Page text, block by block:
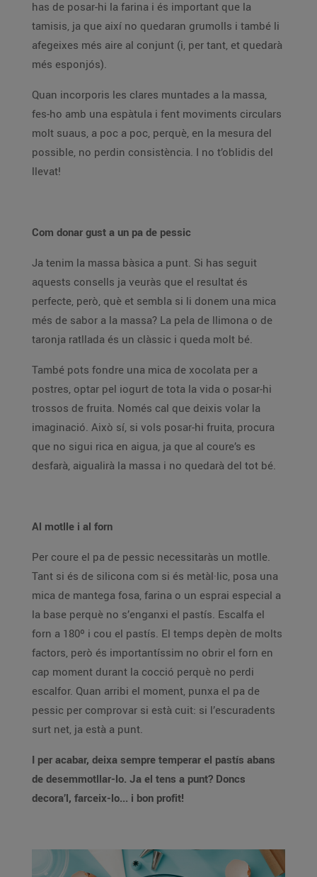
has de posar-hi la farina i és important que la
tamisis, ja que així no quedaran grumolls i també li
afegeixes més aire al conjunt (i, per tant, et quedarà
més esponjós).
Quan incorporis les clares muntades a la massa,
fes-ho amb una espàtula i fent moviments circulars
molt suaus, a poc a poc, perquè, en la mesura del
possible, no perdin consistència. I no t’oblidis del
llevat!
Com donar gust a un pa de pessic
Ja tenim la massa bàsica a punt. Si has seguit
aquests consells ja veuràs que el resultat és
perfecte, però, què et sembla si li donem una mica
més de sabor a la massa? La pela de llimona o de
taronja ratllada és un clàssic i queda molt bé.
També pots fondre una mica de xocolata per a
postres, optar pel iogurt de tota la vida o posar-hi
trossos de fruita. Només cal que deixis volar la
imaginació. Això sí, si vols posar-hi fruita, procura
que no sigui rica en aigua, ja que al coure’s es
desfarà, aigualirà la massa i no quedarà del tot bé.
Al motlle i al forn
Per coure el pa de pessic necessitaràs un motlle.
Tant si és de silicona com si és metàl·lic, posa una
mica de mantega fosa, farina o un esprai especial a
la base perquè no s’enganxi el pastís. Escalfa el
forn a 180º i cou el pastís. El temps depèn de molts
factors, però és importantíssim no obrir el forn en
cap moment durant la cocció perquè no perdi
escalfor. Quan arribi el moment, punxa el pa de
pessic per comprovar si està cuit: si l’escuradents
surt net, ja està a punt.
I per acabar, deixa sempre temperar el pastís abans
de desemmotllar-lo. Ja el tens a punt? Doncs
decora’l, farceix-lo... i bon profit!